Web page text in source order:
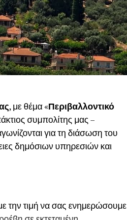
, με θέμα «Περιβαλλοντικό
συμπολίτης μας –
για τη διάσωση του
δημόσιων υπηρεσιών και
την τιμή να σας ενημερώσουμε